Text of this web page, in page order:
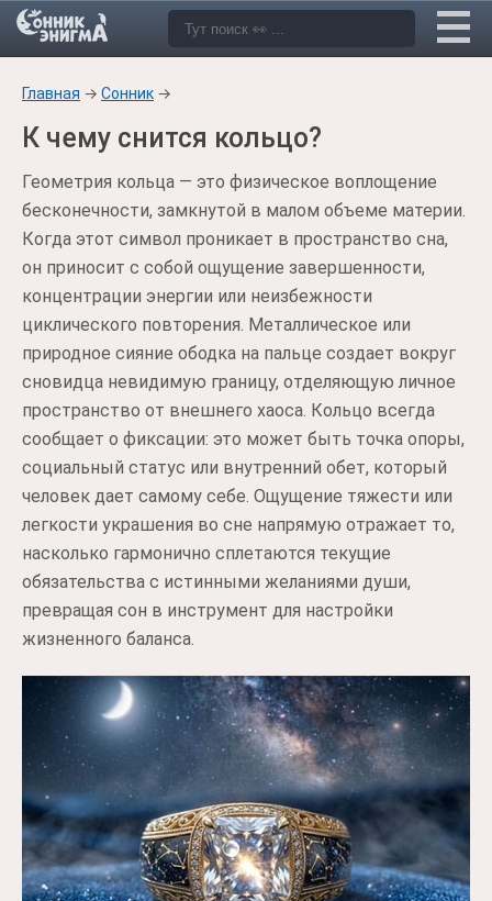
Главная → Сонник →
К чему снится кольцо?
Геометрия кольца — это физическое воплощение
бесконечности, замкнутой в малом объеме материи.
Когда этот символ проникает в пространство сна,
он приносит с собой ощущение завершенности,
концентрации энергии или неизбежности
циклического повторения. Металлическое или
природное сияние ободка на пальце создает вокруг
сновидца невидимую границу, отделяющую личное
пространство от внешнего хаоса. Кольцо всегда
сообщает о фиксации: это может быть точка опоры,
социальный статус или внутренний обет, который
человек дает самому себе. Ощущение тяжести или
легкости украшения во сне напрямую отражает то,
насколько гармонично сплетаются текущие
обязательства с истинными желаниями души,
превращая сон в инструмент для настройки
жизненного баланса.